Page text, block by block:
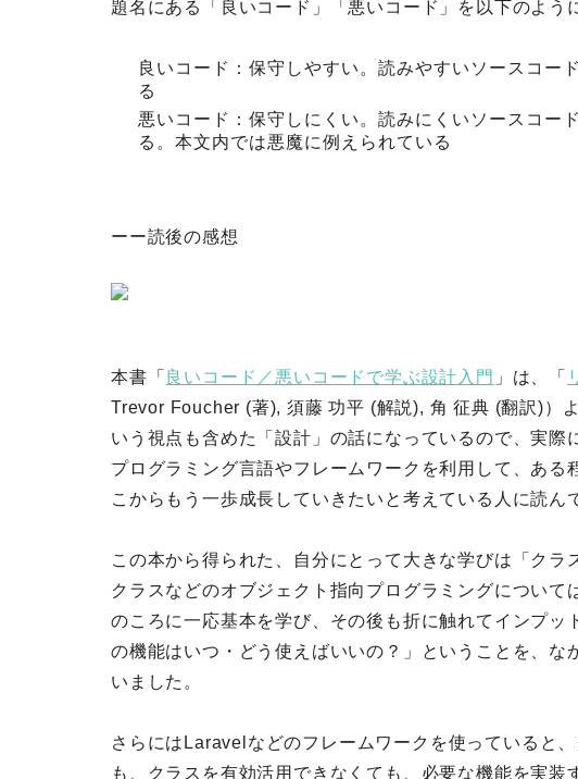
題名にある「良いコード」「悪いコード」を以下のよう
良いコード：保守しやすい。読みやすいソースコー
る
悪いコード：保守しにくい。読みにくいソースコー
る。本文内では悪魔に例えられている
ーー読後の感想
本書「 良いコード／悪いコードで学ぶ設計入門 」は、「
Trevor Foucher (著), 須藤 功平 (解説), 角 征典 (翻訳)）
いう視点も含めた「設計」の話になっているので、実際
プログラミング言語やフレームワークを利用して、ある
こからもう一歩成長していきたいと考えている人に読ん
この本から得られた、自分にとって大きな学びは「クラ
クラスなどのオブジェクト指向プログラミングについて
のころに一応基本を学び、その後も折に触れてインプッ
の機能はいつ・どう使えばいいの？」ということを、な
いました。
さらにはLaravelなどのフレームワークを使っていると
も、クラスを有効活用できなくても、必要な機能を実